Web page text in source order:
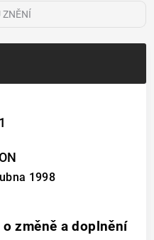
ZNĚNÍ
1998
změně a doplnění